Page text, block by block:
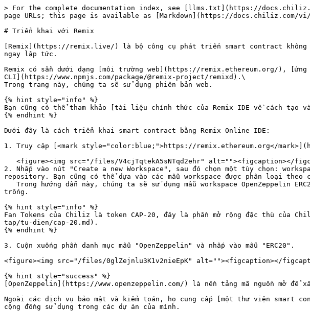
> For the complete documentation index, see [llms.txt](https://
page URLs; this page is available as [Markdown](https://
# Triển khai với Remix
[Remix](https://remix.live/) là bộ công cụ phát triển smart contract không
ngay lập tức.
Remix có sẵn dưới dạng [môi trường web](https://remix.ethereum.org/),
CLI](https://www.npmjs.com/package/@remix-project/remixd).\
Trong trang này, chúng ta sẽ sử dụng phiên bản web.
{% hint style="info" %}
Bạn cũng có thể tham khảo [tài liệu chính thức của Remix IDE về cách
{% endhint %}
Dưới đây là cách triển khai smart contract bằng Remix Online IDE:
1. Truy cập [<mark style="color:blue;">https://remix.ethereum.org</
2. Nhấp vào nút "Create a new Workspace", sau đó chọn một tùy chọn:
repository. Bạn cũng có thể dựa vào các mẫu workspace được phân loại theo
trống.
{% hint style="info" %}
Fan Tokens của Chiliz là token CAP-20, đây là phần mở rộng đặc thù của
tap/tu-dien/cap-20.md).
{% endhint %}
3. Cuộn xuống phần danh mục mẫu "OpenZeppelin" và nhấp vào mẫu "ERC20".
<figure><img src="/files/0glZejnlu3K1v2nieEpK" alt=""><figcaption></
{% hint style="success" %}
[OpenZeppelin](https://www.openzeppelin.com/) là nền tảng mã nguồn mở để
Ngoài các dịch vụ bảo mật và kiểm toán, họ cung cấp [một thư viện smart
cộng đồng sử dụng trong các dự án của mình.